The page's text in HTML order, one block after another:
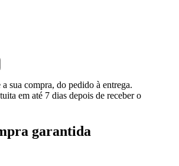
a sua compra, do pedido à entrega.
em até 7 dias depois de receber o
garantida